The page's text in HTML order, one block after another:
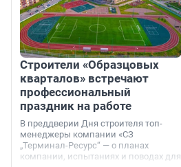
Строители «Образцовых
кварталов» встречают
профессиональный
праздник на работе
В преддверии Дня строителя топ-
менеджеры компании «СЗ
„Терминал-Ресурс“ — о планах
компании, испытаниях и поводах для